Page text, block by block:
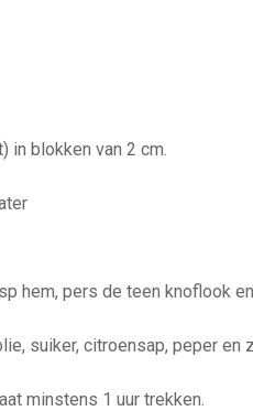
in blokken van 2 cm.
hem, pers de teen knoflook
suiker, citroensap, peper en
minstens 1 uur trekken.